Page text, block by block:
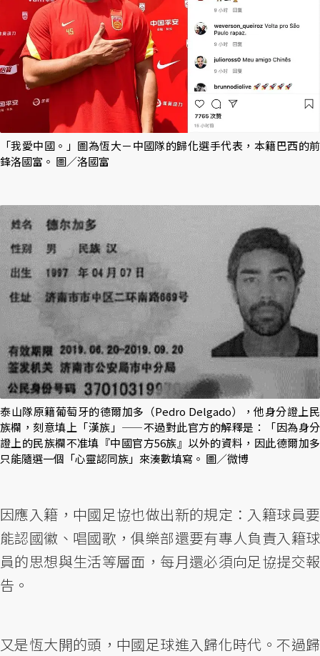
「我愛中國。」圖為恆大－中國隊的歸化選手代表，本籍巴西的前
鋒洛國富。 圖／洛國富
泰山隊原籍葡萄牙的德爾加多（Pedro Delgado），他身分證上民
族欄，刻意填上「漢族」——不過對此官方的解釋是：「因為身分
證上的民族欄不准填『中國官方56族』以外的資料，因此德爾加多
只能隨選一個「心靈認同族」來湊數填寫。 圖／微博
因應入籍，中國足協也做出新的規定：入籍球員要
能認國徽、唱國歌，俱樂部還要有專人負責入籍球
員的思想與生活等層面，每月還必須向足協提交報
告。
又是恆大開的頭，中國足球進入歸化時代。不過歸